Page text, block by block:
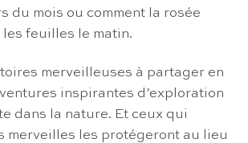
du mois ou comment la rosée
les feuilles le matin.
merveilleuses à partager en
inspirantes d’exploration
dans la nature. Et ceux qui
merveilles les protégeront au lieu